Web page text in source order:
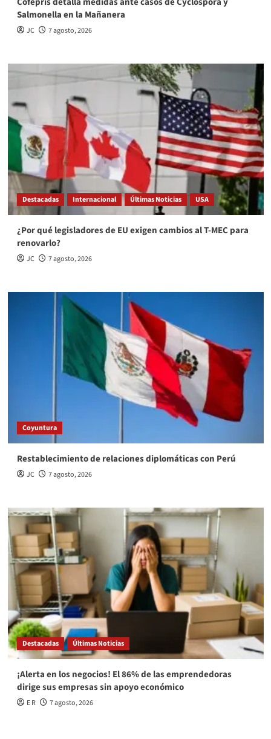
Salmonella en la Mañanera
JC 7 agosto, 2026
Destacadas Internacional Últimas Noticias USA
¿Por qué legisladores de EU exigen cambios al T-MEC para
renovarlo?
JC 7 agosto, 2026
Coyuntura
Restablecimiento de relaciones diplomáticas con Perú
JC 7 agosto, 2026
Destacadas Últimas Noticias
¡Alerta en los negocios! El 86% de las emprendedoras
dirige sus empresas sin apoyo económico
E R 7 agosto, 2026